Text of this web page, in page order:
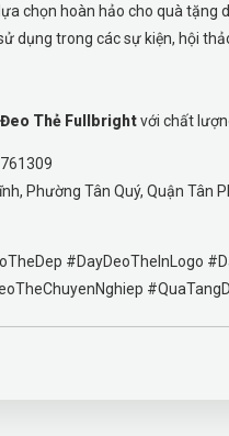
lựa chọn hoàn hảo cho quà tặng
dụng trong các sự kiện, hội
Đeo Thẻ Fullbrightvới chất
Phường Tân Quý, Quận Tân
#DayDeoTheInLogo